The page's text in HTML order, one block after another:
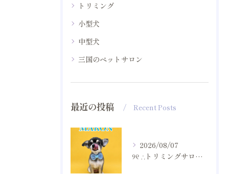
トリミング
小型犬
中型犬
三国のペットサロン
最近の投稿 Recent Posts
2026/08/07
୨୧ ∴トリミングサロン∴ ୨୧